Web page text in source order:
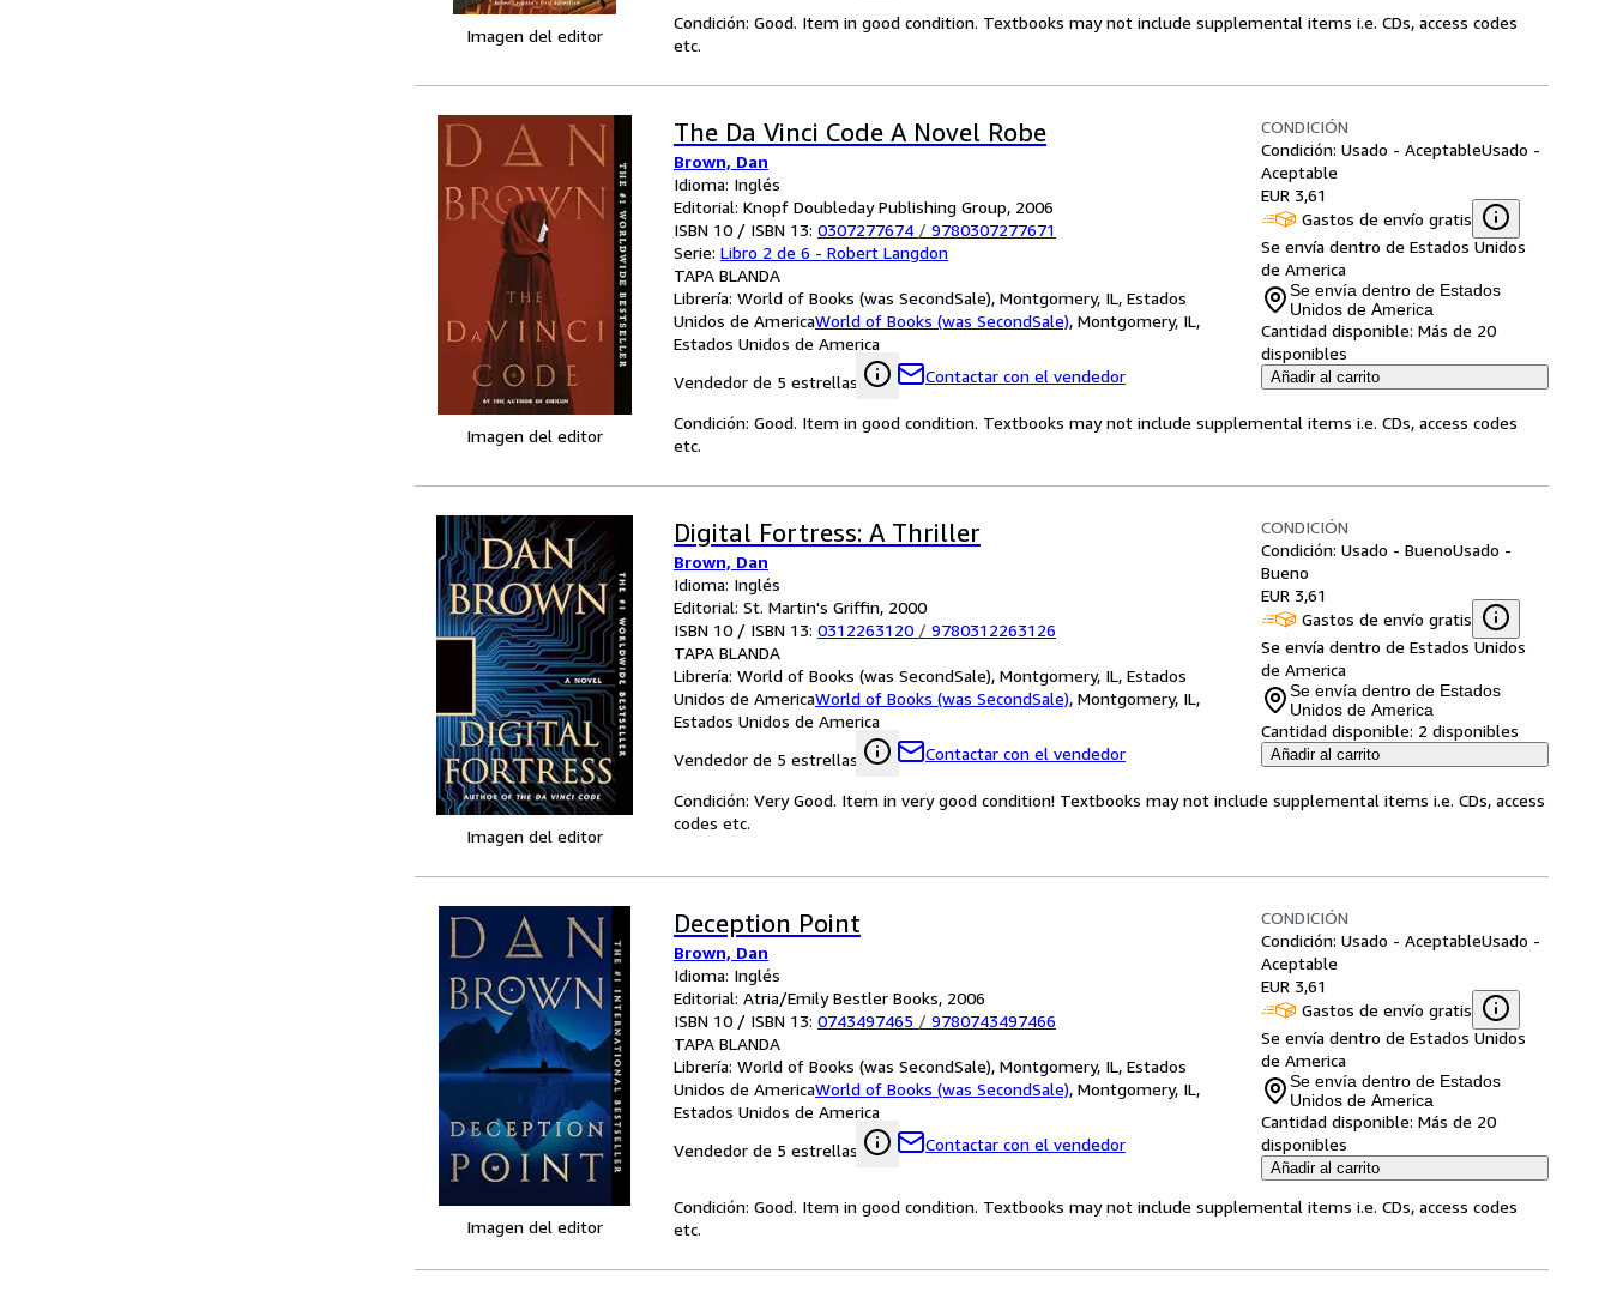
Imagen del editor
Condición: Good. Item in good condition. Textbooks may not include supplemental items i.e. CDs, access codes
etc.
Imagen del editor
The Da Vinci Code A Novel Robe
Brown, Dan
Idioma: Inglés
Editorial: Knopf Doubleday Publishing Group, 2006
ISBN 10 / ISBN 13: 0307277674 / 9780307277671
Serie: Libro 2 de 6 - Robert Langdon
TAPA BLANDA
Librería: World of Books (was SecondSale), Montgomery, IL, Estados
Unidos de AmericaWorld of Books (was SecondSale), Montgomery, IL,
Estados Unidos de America
Vendedor de 5 estrellas
Contactar con el vendedor
CONDICIÓN
Condición: Usado - AceptableUsado -
Aceptable
EUR 3,61
Gastos de envío gratis
Se envía dentro de Estados Unidos
de America
Se envía dentro de Estados
Unidos de America
Cantidad disponible: Más de 20
disponibles
Añadir al carrito
Condición: Good. Item in good condition. Textbooks may not include supplemental items i.e. CDs, access codes
etc.
Imagen del editor
Digital Fortress: A Thriller
Brown, Dan
Idioma: Inglés
Editorial: St. Martin's Griffin, 2000
ISBN 10 / ISBN 13: 0312263120 / 9780312263126
TAPA BLANDA
Librería: World of Books (was SecondSale), Montgomery, IL, Estados
Unidos de AmericaWorld of Books (was SecondSale), Montgomery, IL,
Estados Unidos de America
Vendedor de 5 estrellas
Contactar con el vendedor
CONDICIÓN
Condición: Usado - BuenoUsado -
Bueno
EUR 3,61
Gastos de envío gratis
Se envía dentro de Estados Unidos
de America
Se envía dentro de Estados
Unidos de America
Cantidad disponible: 2 disponibles
Añadir al carrito
Condición: Very Good. Item in very good condition! Textbooks may not include supplemental items i.e. CDs, access
codes etc.
Imagen del editor
Deception Point
Brown, Dan
Idioma: Inglés
Editorial: Atria/Emily Bestler Books, 2006
ISBN 10 / ISBN 13: 0743497465 / 9780743497466
TAPA BLANDA
Librería: World of Books (was SecondSale), Montgomery, IL, Estados
Unidos de AmericaWorld of Books (was SecondSale), Montgomery, IL,
Estados Unidos de America
Vendedor de 5 estrellas
Contactar con el vendedor
CONDICIÓN
Condición: Usado - AceptableUsado -
Aceptable
EUR 3,61
Gastos de envío gratis
Se envía dentro de Estados Unidos
de America
Se envía dentro de Estados
Unidos de America
Cantidad disponible: Más de 20
disponibles
Añadir al carrito
Condición: Good. Item in good condition. Textbooks may not include supplemental items i.e. CDs, access codes
etc.